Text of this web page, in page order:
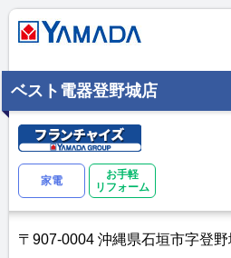
ベスト電器登野城店
家電
お手軽
リフォーム
〒907-0004 沖縄県石垣市字登